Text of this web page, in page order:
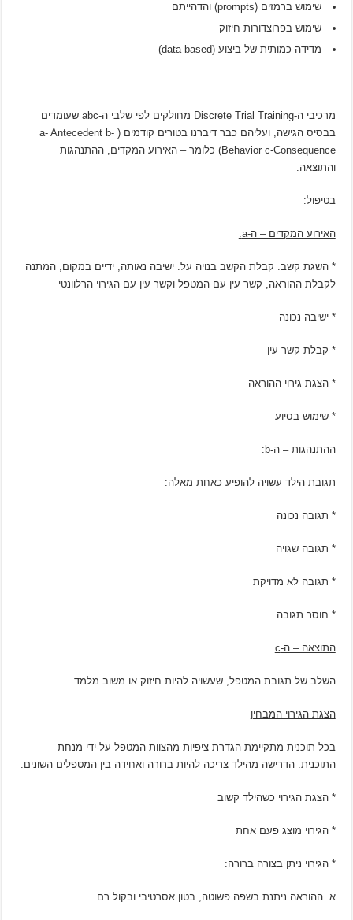
שימוש ברמזים (prompts) והדהייתם
שימוש בפרוצדורות חיזוק
מדידה כמותית של ביצוע (data based)
מרכיבי ה-Discrete Trial Training מחולקים לפי שלבי ה-abc שעומדים
בבסיס הגישה, ועליהם כבר דיברנו בטורים קודמים ( a- Antecedent b-
Behavior c-Consequence) כלומר – האירוע המקדים, ההתנהגות
והתוצאה.
בטיפול:
האירוע המקדים – ה-a:
* השגת קשב. קבלת הקשב בנויה על: ישיבה נאותה, ידיים במקום, המתנה
לקבלת ההוראה, קשר עין עם המטפל וקשר עין עם הגירוי הרלוונטי
* ישיבה נכונה
* קבלת קשר עין
* הצגת גירוי ההוראה
* שימוש בסיוע
ההתנהגות – ה-b:
תגובת הילד עשויה להופיע כאחת מאלה:
* תגובה נכונה
* תגובה שגויה
* תגובה לא מדויקת
* חוסר תגובה
התוצאה – ה-c
השלב של תגובת המטפל, שעשויה להיות חיזוק או משוב מלמד.
הצגת הגירוי המבחין
בכל תוכנית מתקיימת הגדרת ציפיות מהצוות המטפל על-ידי מנחת
התוכנית. הדרישה מהילד צריכה להיות ברורה ואחידה בין המטפלים השונים.
* הצגת הגירוי כשהילד קשוב
* הגירוי מוצג פעם אחת
* הגירוי ניתן בצורה ברורה:
א. ההוראה ניתנת בשפה פשוטה, בטון אסרטיבי ובקול רם